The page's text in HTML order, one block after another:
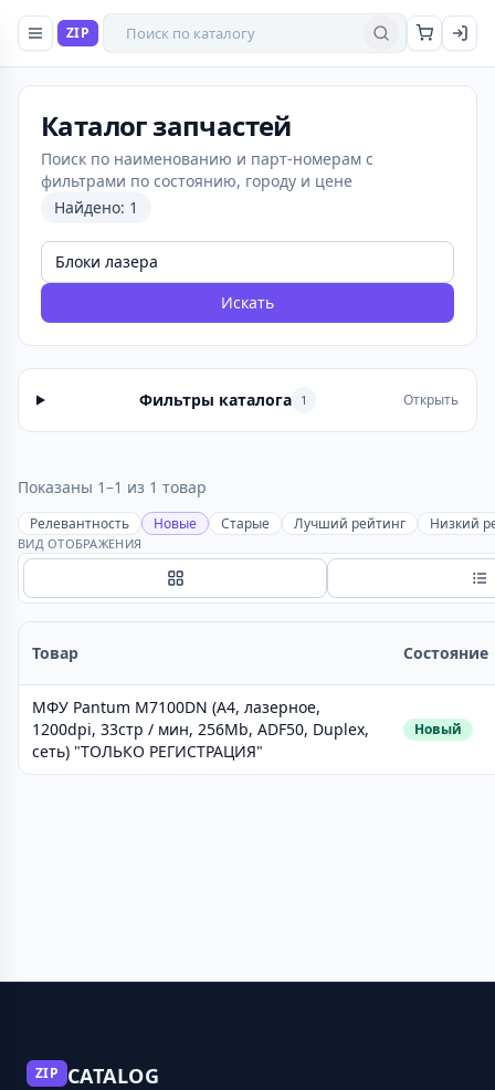
ZIP Поиск товаров
Найти
Каталог запчастей
Поиск по наименованию и парт-номерам с
фильтрами по состоянию, городу и цене
Найдено: 1
Искать
Фильтры каталога 1 Открыть
Показаны 1–1 из 1 товар
Релевантность Новые Старые Лучший рейтинг Низкий
ВИД ОТОБРАЖЕНИЯ
Сетка
Товар Состояние
МФУ Pantum M7100DN (A4, лазерное,
1200dpi, 33стр / мин, 256Mb, ADF50, Duplex,
сеть) "ТОЛЬКО РЕГИСТРАЦИЯ"
Новый
ZIP CATALOG